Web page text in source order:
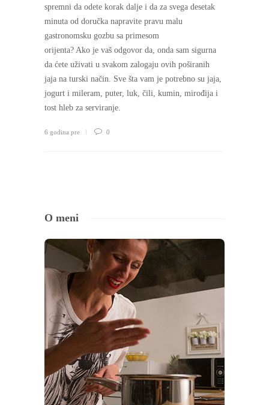
spremni da odete korak dalje i da za svega desetak
minuta od doručka napravite pravu malu
gastronomsku gozbu sa primesom
orijenta? Ako je vaš odgovor da, onda sam sigurna
da ćete uživati u svakom zalogaju ovih poširanih
jaja na turski način. Sve šta vam je potrebno su jaja,
jogurt i mileram, puter, luk, čili, kumin, mirođija i
tost hleb za serviranje.
6 godina pre 0
O meni